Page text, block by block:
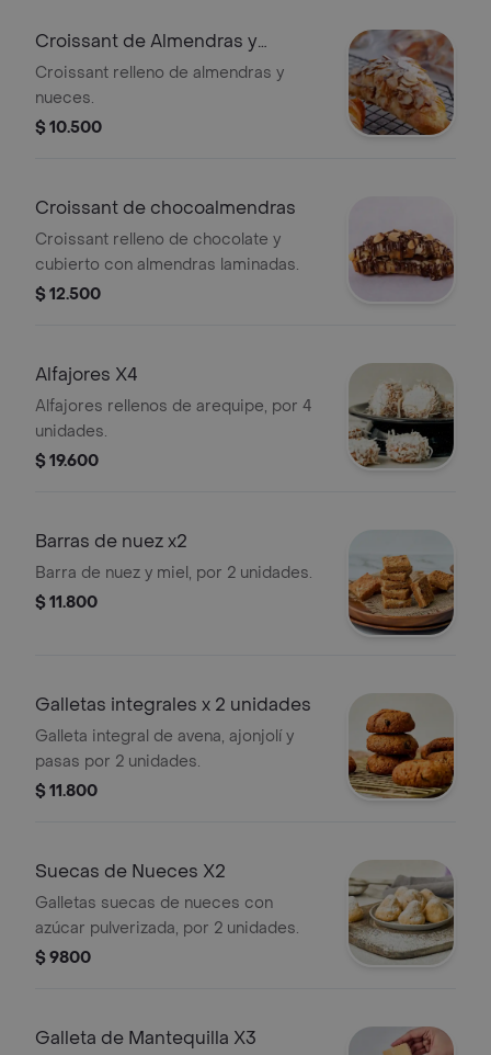
Croissant de Almendras y
Nueces
Croissant relleno de almendras y
nueces.
$ 10.500
Croissant de chocoalmendras
Croissant relleno de chocolate y
cubierto con almendras laminadas.
$ 12.500
Alfajores X4
Alfajores rellenos de arequipe, por 4
unidades.
$ 19.600
Barras de nuez x2
Barra de nuez y miel, por 2 unidades.
$ 11.800
Galletas integrales x 2 unidades
Galleta integral de avena, ajonjolí y
pasas por 2 unidades.
$ 11.800
Suecas de Nueces X2
Galletas suecas de nueces con
azúcar pulverizada, por 2 unidades.
$ 9800
Galleta de Mantequilla X3